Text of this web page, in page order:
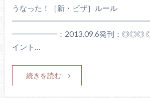
うなった！［新・ビザ］ルール
━━━━━━：2013.09.6発刊：◎◎◎ ◎
イント…
続きを読む